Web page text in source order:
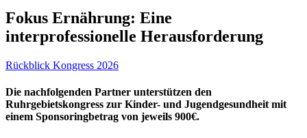
Fokus Ernährung: Eine
interprofessionelle Herausforderung
Rückblick Kongress 2026
Die nachfolgenden Partner unterstützen den
Ruhrgebietskongress zur Kinder- und Jugendgesundheit mit
einem Sponsoringbetrag von jeweils 900€.